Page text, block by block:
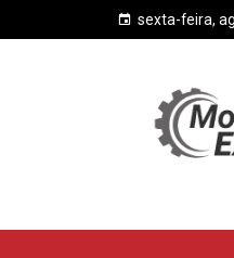
sexta-feira,